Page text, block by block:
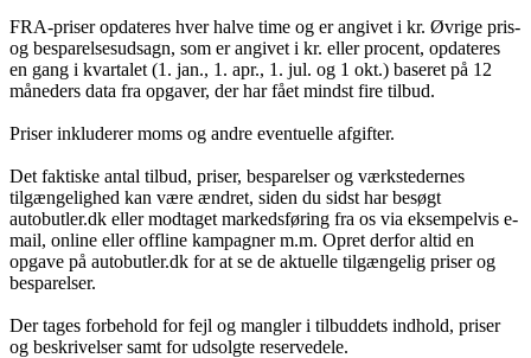
FRA-priser opdateres hver halve time og er angivet i kr. Øvrige pris-
og besparelsesudsagn, som er angivet i kr. eller procent, opdateres
en gang i kvartalet (1. jan., 1. apr., 1. jul. og 1 okt.) baseret på 12
måneders data fra opgaver, der har fået mindst fire tilbud.
Priser inkluderer moms og andre eventuelle afgifter.
Det faktiske antal tilbud, priser, besparelser og værkstedernes
tilgængelighed kan være ændret, siden du sidst har besøgt
autobutler.dk eller modtaget markedsføring fra os via eksempelvis e-
mail, online eller offline kampagner m.m. Opret derfor altid en
opgave på autobutler.dk for at se de aktuelle tilgængelig priser og
besparelser.
Der tages forbehold for fejl og mangler i tilbuddets indhold, priser
og beskrivelser samt for udsolgte reservedele.